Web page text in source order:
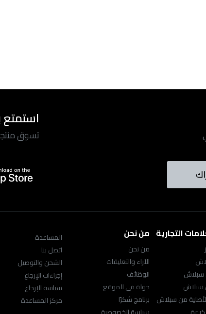
استمتع
تسوق
التجارية
سبلاش
سبلاش
من سبلاش
من نحن
من نحن
الآراء والتعليقات
الوظائف
جولة في الموقع
برنامج شكرًا
المساعدة
اتصل بنا
الشحن والتوصيل
إجراءات الإرجاع
سياسة الإرجاع
مركز المساعدة